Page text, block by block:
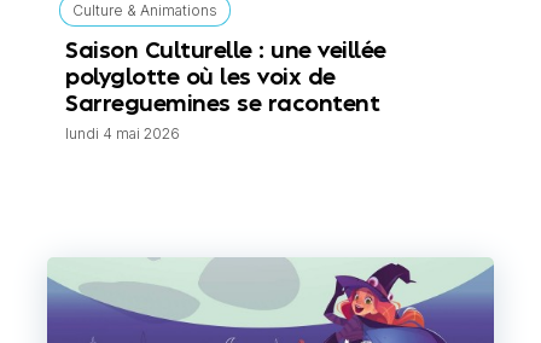
Culture & Animations
Saison Culturelle : une veillée
polyglotte où les voix de
Sarreguemines se racontent
lundi 4 mai 2026